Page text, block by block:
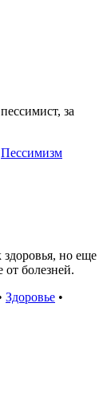
за
Пессимизм
но еще
от болезней.
Здоровье •